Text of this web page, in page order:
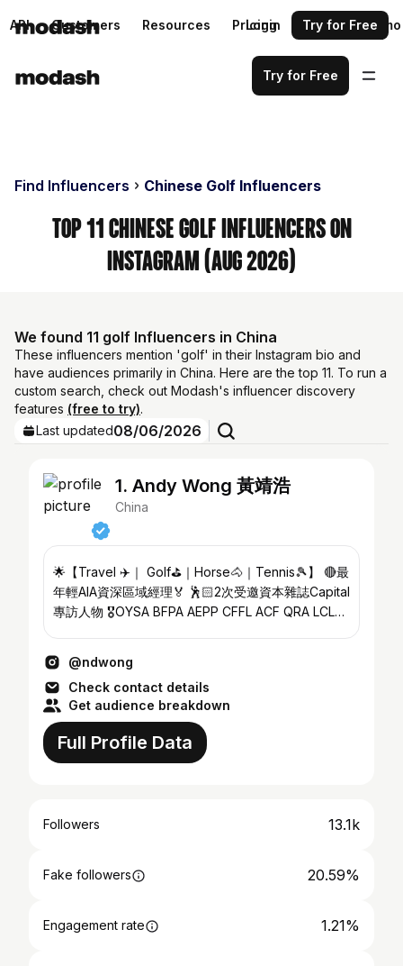
API Customers Resources Pricing Request a demo
Login Try for Free
Try for Free
Find Influencers Chinese Golf Influencers
Top 11 Chinese Golf Influencers on
Instagram (Aug 2026)
We found 11 golf Influencers in China
These influencers mention 'golf' in their Instagram bio and
have audiences primarily in China. Here are the top 11. To run a
custom search, check out Modash's influencer discovery
features (free to try).
Last updated08/06/2026
1. Andy Wong 黃靖浩
China
🌟【Travel ✈️｜ Golf⛳️｜Horse🐴｜Tennis🎾】 🔴最
年輕AIA資深區域經理🏅 🕺🏻2次受邀資本雜誌Capital
專訪人物 🎖️OYSA BFPA AEPP CFFL ACF QRA LCL
@ndwong
Check contact details
Get audience breakdown
Full Profile Data
Followers 13.1k
Fake followers 20.59%
Engagement rate 1.21%